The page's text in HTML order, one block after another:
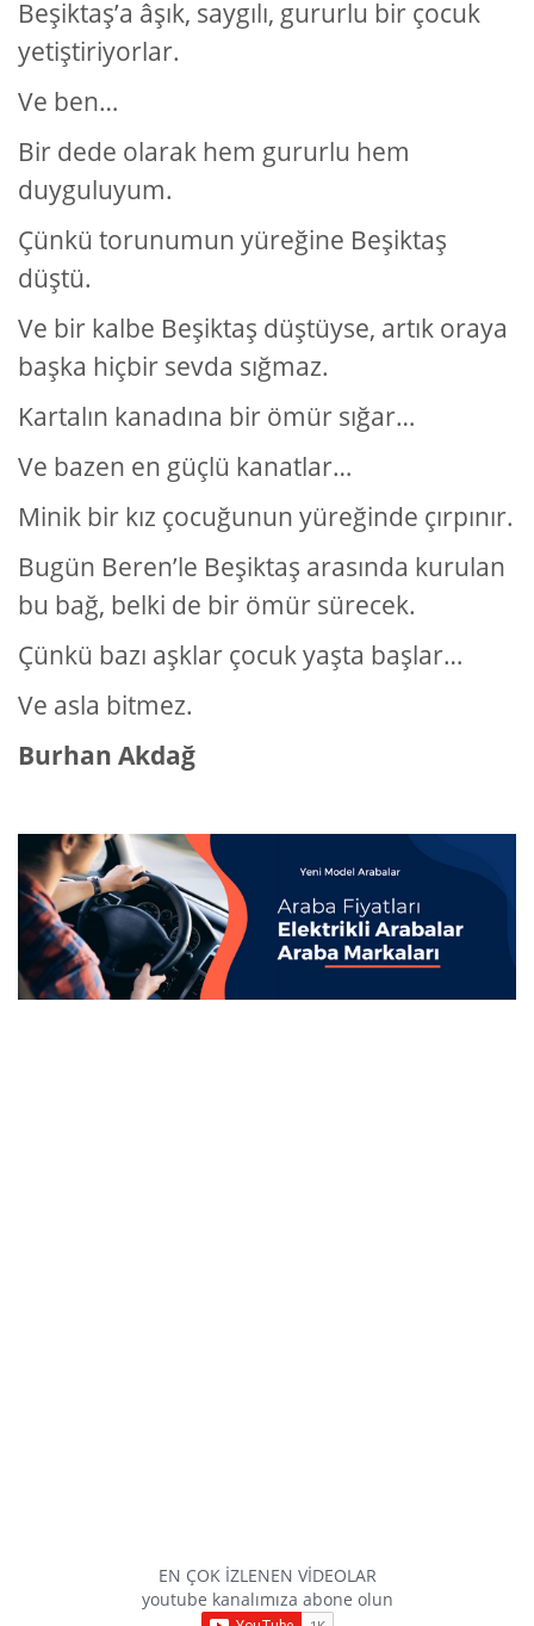
Beşiktaş’a âşık, saygılı, gururlu bir çocuk
yetiştiriyorlar.
Ve ben…
Bir dede olarak hem gururlu hem
duyguluyum.
Çünkü torunumun yüreğine Beşiktaş
düştü.
Ve bir kalbe Beşiktaş düştüyse, artık oraya
başka hiçbir sevda sığmaz.
Kartalın kanadına bir ömür sığar…
Ve bazen en güçlü kanatlar…
Minik bir kız çocuğunun yüreğinde çırpınır.
Bugün Beren’le Beşiktaş arasında kurulan
bu bağ, belki de bir ömür sürecek.
Çünkü bazı aşklar çocuk yaşta başlar…
Ve asla bitmez.
Burhan Akdağ
EN ÇOK İZLENEN VİDEOLAR
youtube kanalımıza abone olun